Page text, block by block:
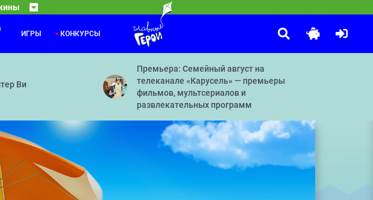
Земли — Воздухоплаватель — Герой в блестящих доспехах — Принц — Стоп,
Маша и Медведь
Мохнатые качели — Кое-кто в сапогах — Грязное дело —
ИГРЫ КОНКУРСЫ
Ви
Премьера: Семейный август на
телеканале «Карусель» — премьеры
фильмов, мультсериалов и
развлекательных программ